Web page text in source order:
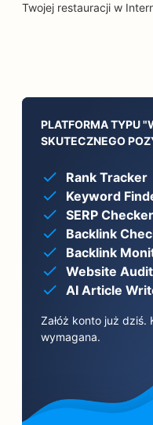
Twojej restauracji w
PLATFORMA TYPU
SKUTECZNEGO
Rank Tracker
Keyword
SERP Checker
Backlink
Backlink
Website Audit
AI Article
Załóż konto już
wymagana.